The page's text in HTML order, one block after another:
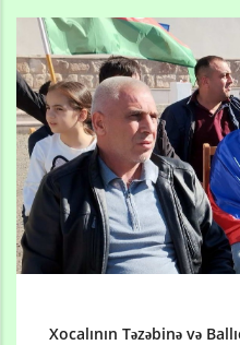
Xocalının Təzəbinə və